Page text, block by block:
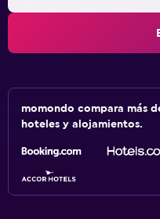
momondo compara más
hoteles y alojamientos.